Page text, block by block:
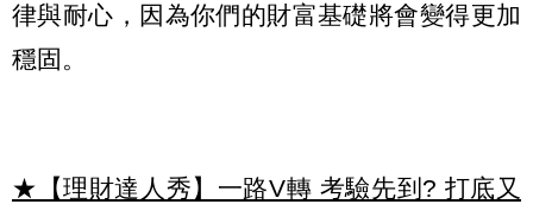
律與耐心，因為你們的財富基礎將會變得更加
穩固。
★【理財達人秀】一路V轉 考驗先到? 打底又